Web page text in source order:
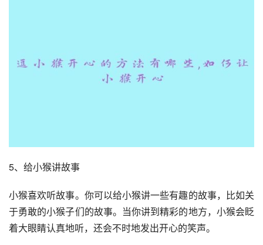
5、给小猴讲故事
小猴喜欢听故事。你可以给小猴讲一些有趣的故事，比如关
于勇敢的小猴子们的故事。当你讲到精彩的地方，小猴会眨
着大眼睛认真地听，还会不时地发出开心的笑声。